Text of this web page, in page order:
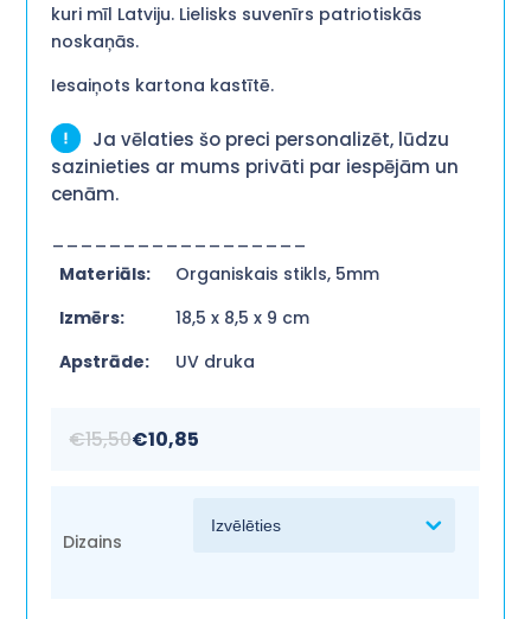
kuri mīl Latviju. Lielisks suvenīrs patriotiskās
noskaņās.
Iesaiņots kartona kastītē.
Ja vēlaties šo preci personalizēt, lūdzu
sazinieties ar mums privāti par iespējām un
cenām.
Materiāls:
Organiskais stikls, 5mm
Izmērs:
18,5 x 8,5 x 9 cm
Apstrāde:
UV druka
€15,50€10,85
Dizains